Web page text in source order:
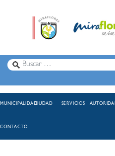
MUNICIPALIDADCIUDAD SERVICIOS
CONTACTO